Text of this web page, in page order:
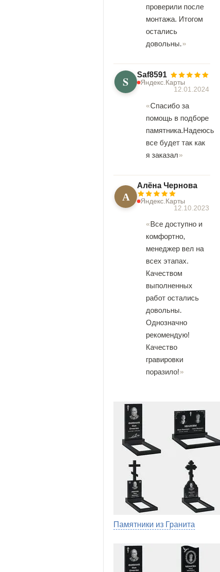
проверили после
монтажа. Итогом
остались
довольны.
S Saf8591
Яндекс.Карты
12.01.2024
Спасибо за
помощь в подборе
памятника.Надеюсь
все будет так как
я заказал
А
Алёна Чернова
Яндекс.Карты
12.10.2023
Все доступно и
комфортно,
менеджер вел на
всех этапах.
Качеством
выполненных
работ остались
довольны.
Однозначно
рекомендую!
Качество
гравировки
поразило!
Памятники из Гранита